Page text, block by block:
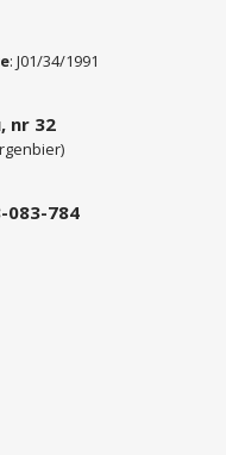
: J01/34/1991
nr 32
083-784